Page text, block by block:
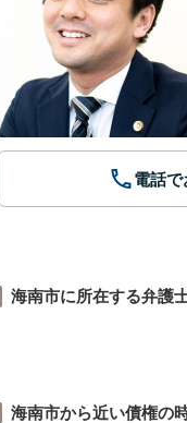
電話
海南市に所在する弁護
海南市から近い債権の